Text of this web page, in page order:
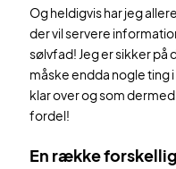
Og heldigvis har jeg
der vil servere
sølvfad! Jeg er sikker på
måske endda nogle
klar over og som
fordel!
En række